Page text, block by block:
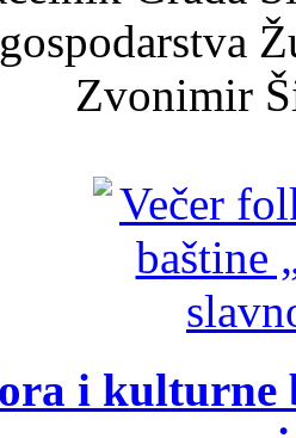
Zvonimir
i kulturne